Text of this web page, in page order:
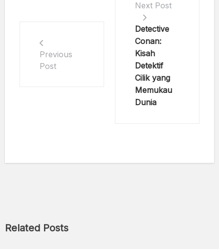
Previous
Post
Next Post
Detective
Conan:
Kisah
Detektif
Cilik yang
Memukau
Dunia
Related Posts